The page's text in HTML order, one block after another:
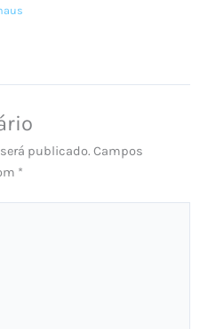
publicado. Campos
*